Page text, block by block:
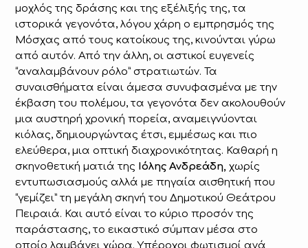
μοχλός της δράσης και της εξέλιξής της, τα
ιστορικά γεγονότα, λόγου χάρη ο εμπρησμός της
Μόσχας από τους κατοίκους της, κινούνται γύρω
από αυτόν. Από την άλλη, οι αστικοί ευγενείς
“αναλαμβάνουν ρόλο” στρατιωτών. Τα
συναισθήματα είναι άμεσα συνυφασμένα με την
έκβαση του πολέμου, τα γεγονότα δεν ακολουθούν
μια αυστηρή χρονική πορεία, αναμειγνύονται
κιόλας, δημιουργώντας έτσι, εμμέσως και πιο
ελεύθερα, μια οπτική διαχρονικότητας. Καθαρή η
σκηνοθετική ματιά της Ιόλης Ανδρεάδη, χωρίς
εντυπωσιασμούς αλλά με πηγαία αισθητική που
“γεμίζει” τη μεγάλη σκηνή του Δημοτικού Θεάτρου
Πειραιά. Και αυτό είναι το κύριο προσόν της
παράστασης, το εικαστικό σύμπαν μέσα στο